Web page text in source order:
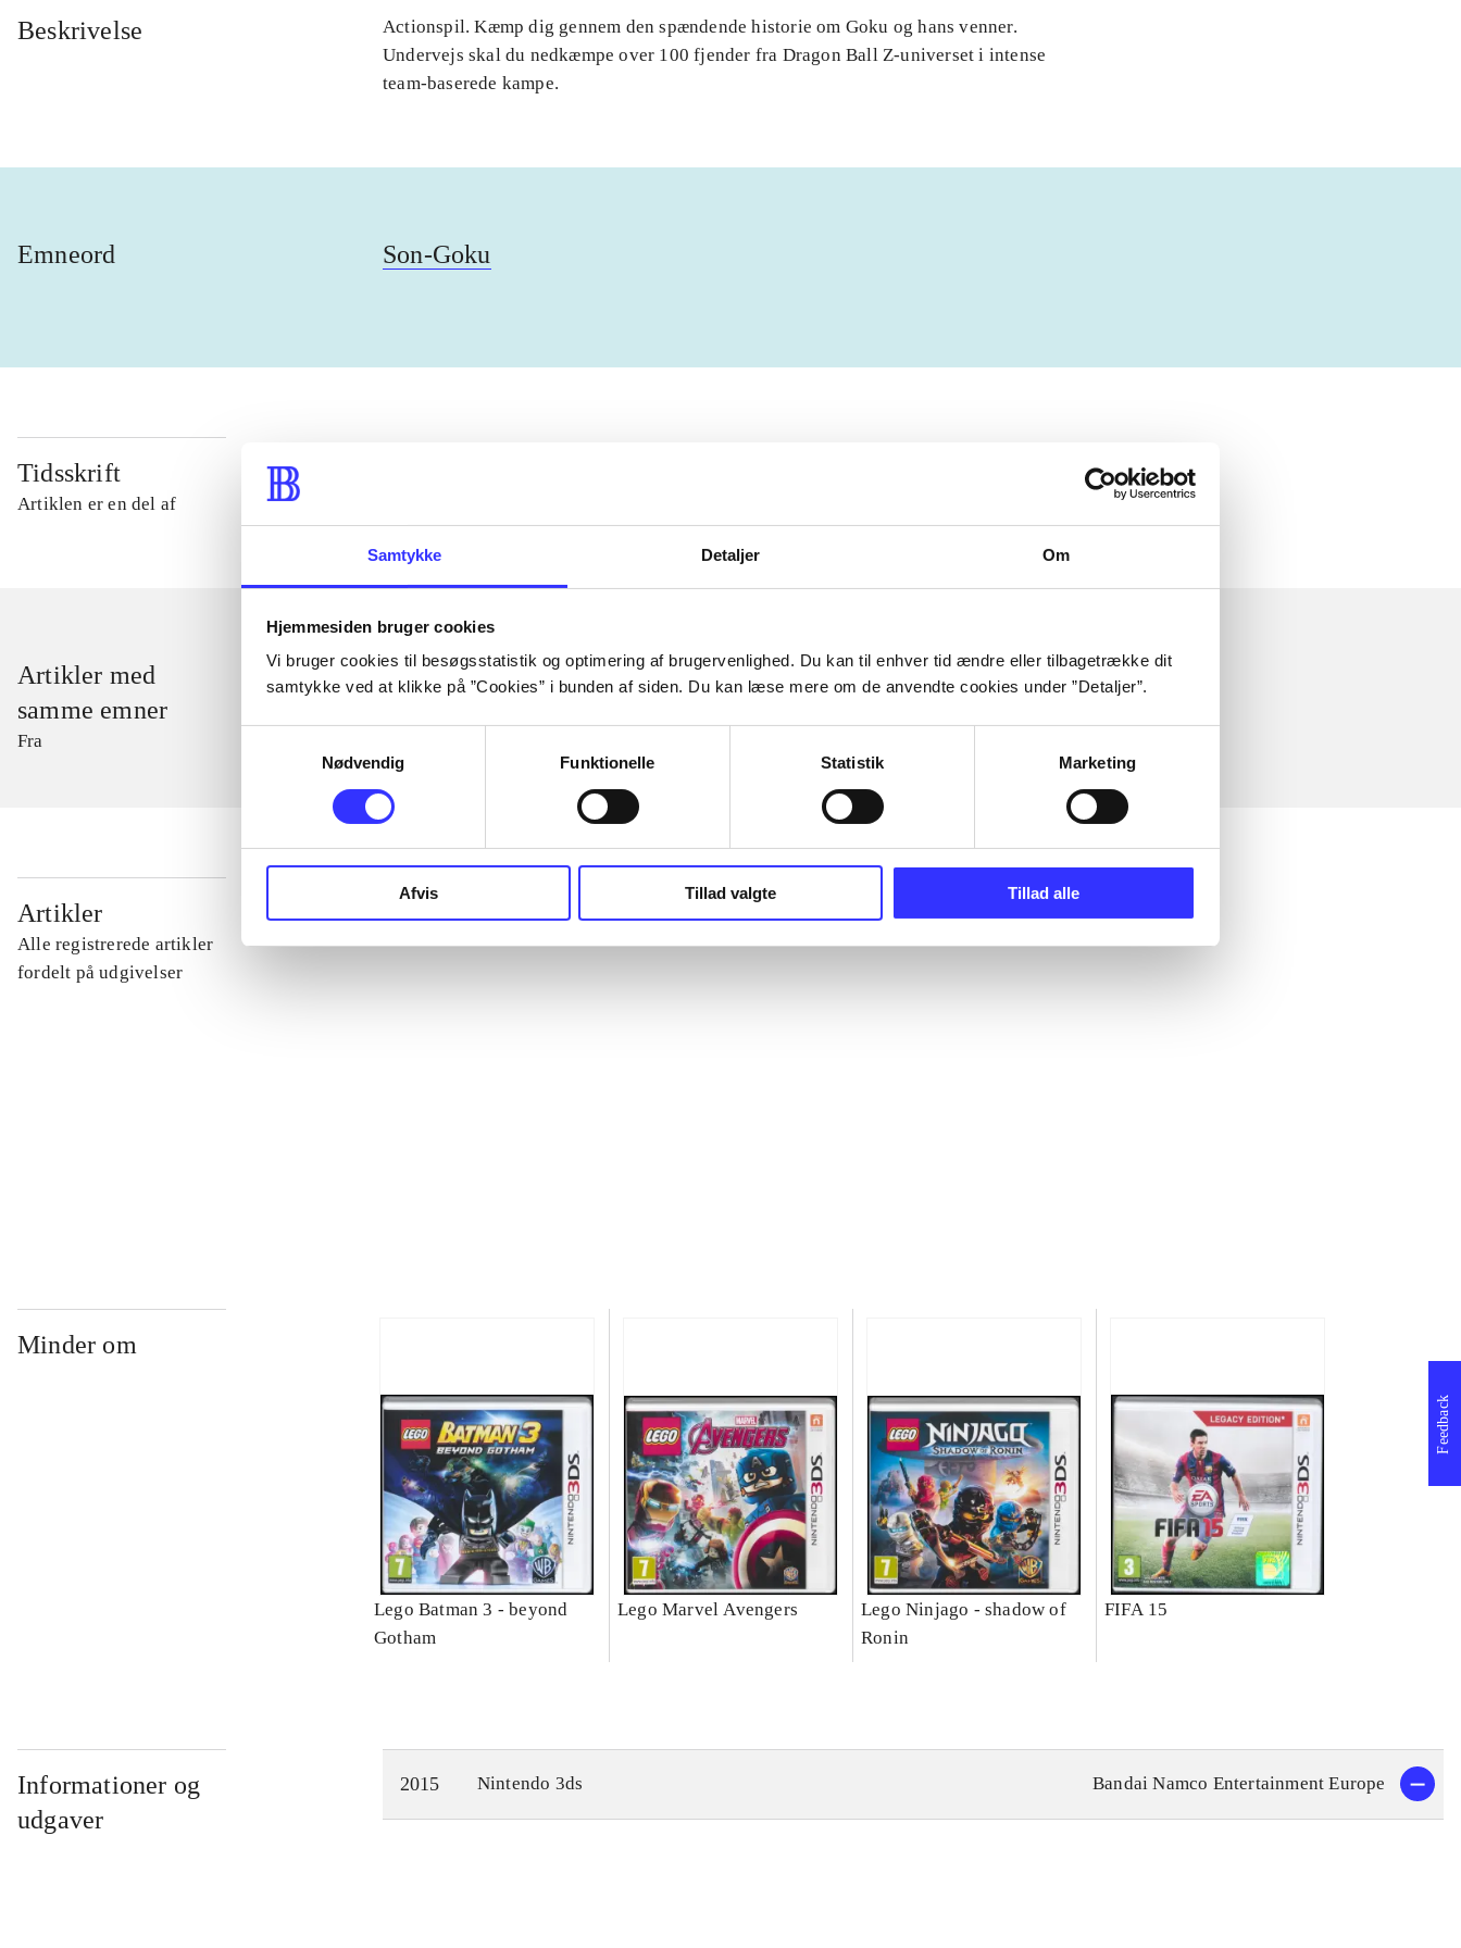
Samtykke Detaljer Om
Hjemmesiden bruger cookies
Vi bruger cookies til besøgsstatistik og optimering af brugervenlighed. Du kan til enhver tid ændre eller tilbagetrække dit
samtykke ved at klikke på ”Cookies” i bunden af siden. Du kan læse mere om de anvendte cookies under ”Detaljer”.
Nødvendig
Funktionelle Statistik Marketing
Afvis Tillad valgte Tillad alle
Beskrivelse
Actionspil. Kæmp dig gennem den spændende historie om Goku og hans venner.
Undervejs skal du nedkæmpe over 100 fjender fra Dragon Ball Z-universet i intense
team-baserede kampe.
Emneord Son-Goku
Tidsskrift
Artiklen er en del af
Artikler med
samme emner
Fra
Artikler
Alle registrerede artikler
fordelt på udgivelser
Minder om
Lego Batman 3 - beyond
Gotham
Lego Marvel Avengers
Lego Ninjago - shadow of
Ronin
FIFA 15
Informationer og
udgaver
2015 Nintendo 3ds Bandai Namco Entertainment Europe
Feedback